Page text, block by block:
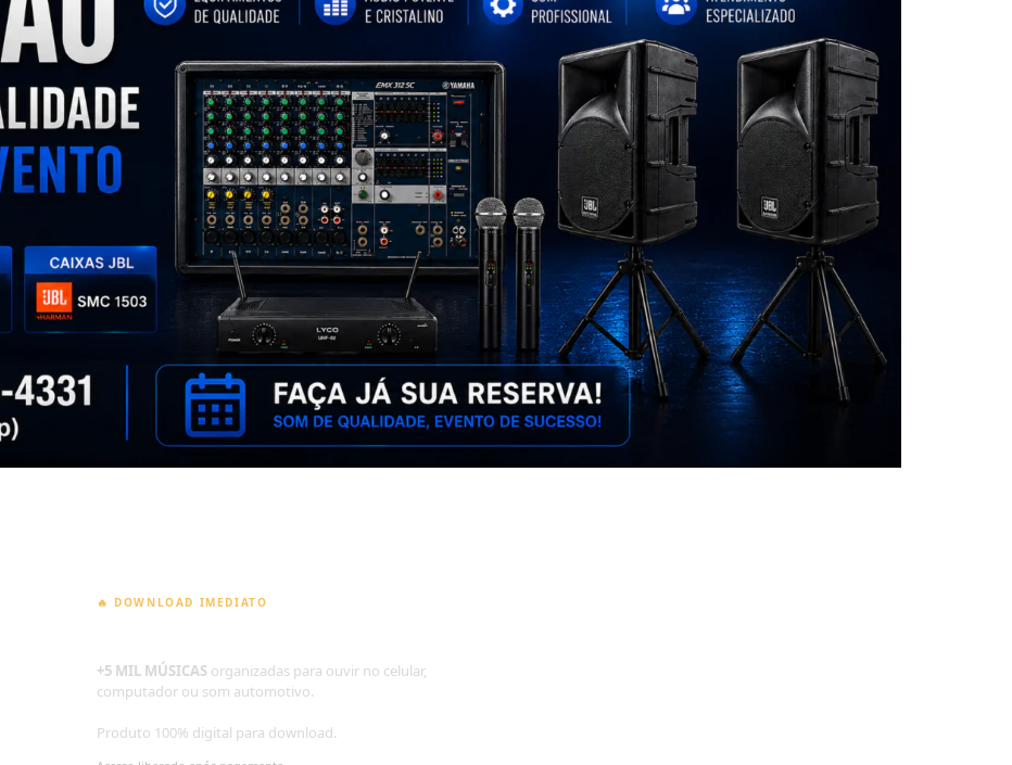
🔥 DOWNLOAD IMEDIATO
+5 MIL MÚSICAS organizadas para ouvir no celular,
computador ou som automotivo.
Produto 100% digital para download.